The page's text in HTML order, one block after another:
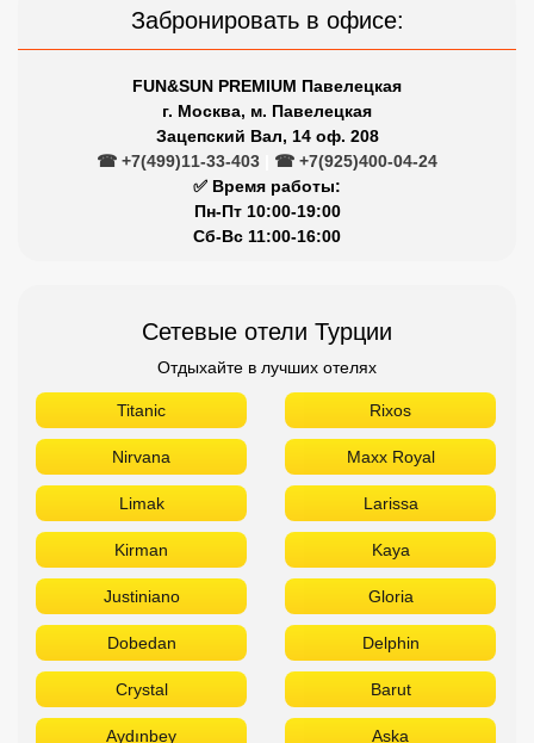
Забронировать в офисе:
FUN&SUN PREMIUM Павелецкая
г. Москва, м. Павелецкая
Зацепский Вал, 14 оф. 208
☎ +7(499)11-33-403
☎ +7(925)400-04-24
✅ Время работы:
Пн-Пт 10:00-19:00
Сб-Вс 11:00-16:00
Сетевые отели Турции
Отдыхайте в лучших отелях
Titanic Rixos
Nirvana Maxx Royal
Limak Larissa
Kirman Kaya
Justiniano Gloria
Dobedan Delphin
Crystal Barut
Aydınbey Aska